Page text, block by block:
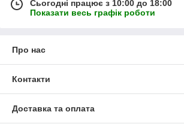
Сьогодні працює з 10:00 до 18:00
Показати весь графік роботи
Про нас
Контакти
Доставка та оплата